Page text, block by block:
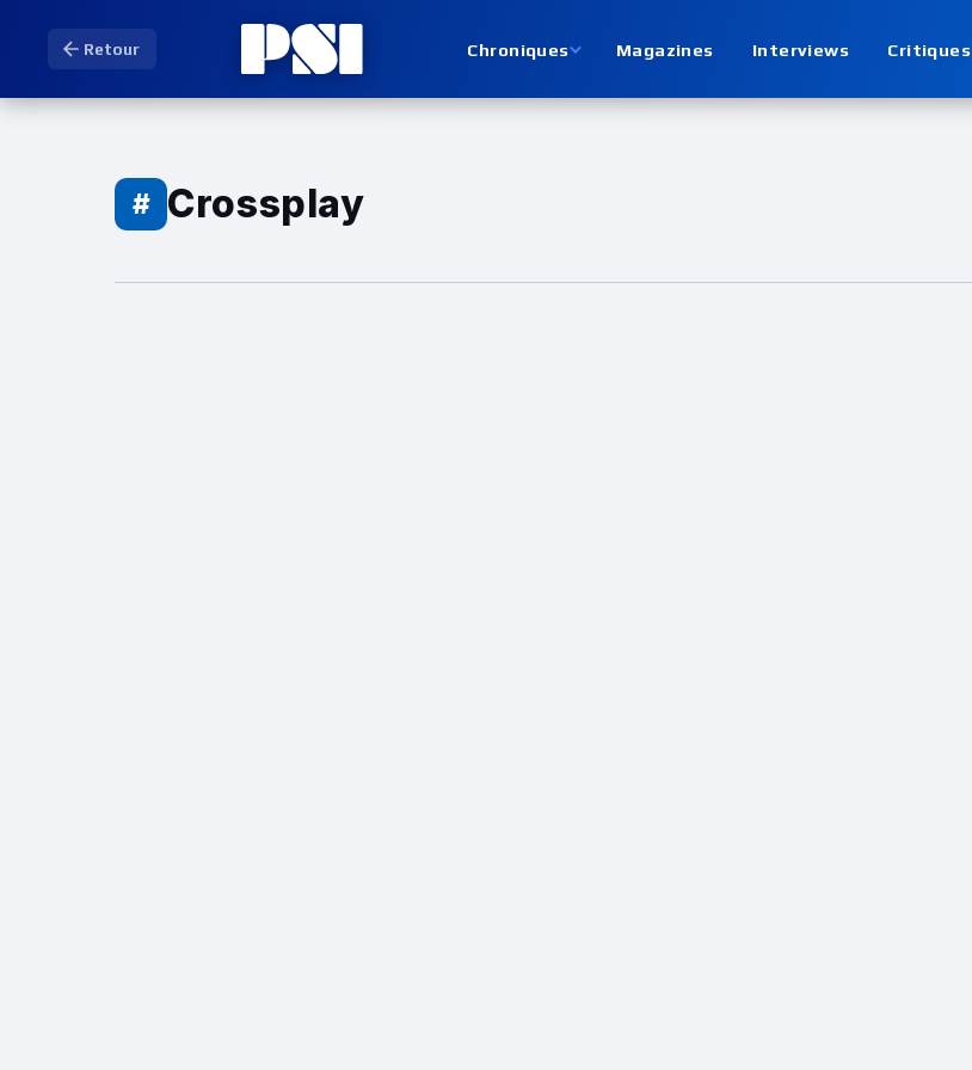
Retour Chroniques Magazines Interviews Critiques
# Crossplay